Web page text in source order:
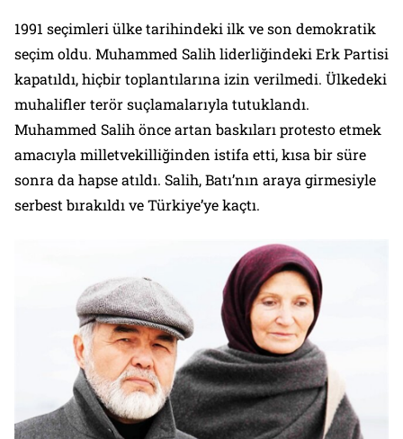
1991 seçimleri ülke tarihindeki ilk ve son demokratik
seçim oldu. Muhammed Salih liderliğindeki Erk Partisi
kapatıldı, hiçbir toplantılarına izin verilmedi. Ülkedeki
muhalifler terör suçlamalarıyla tutuklandı.
Muhammed Salih önce artan baskıları protesto etmek
amacıyla milletvekilliğinden istifa etti, kısa bir süre
sonra da hapse atıldı. Salih, Batı’nın araya girmesiyle
serbest bırakıldı ve Türkiye’ye kaçtı.